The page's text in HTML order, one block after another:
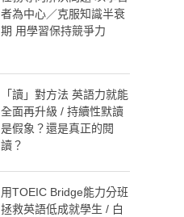
者為中心／克服知識半衰
期 用學習保持競爭力
「讀」對方法 英語力就能
全面再升級 / 持續性默讀
是假象？還是真正的閱
讀？
用TOEIC Bridge能力分班
拯救英語低成就學生 / 白